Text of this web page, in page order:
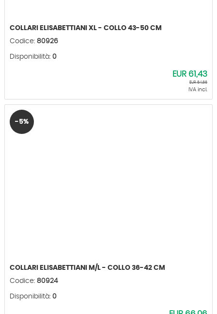
COLLARI ELISABETTIANI XL - COLLO 43-50 CM
Codice: 80926
Disponibilità: 0
EUR 61,43
EUR64,66
IVA incl.
-5%
COLLARI ELISABETTIANI M/L - COLLO 36-42 CM
Codice: 80924
Disponibilità: 0